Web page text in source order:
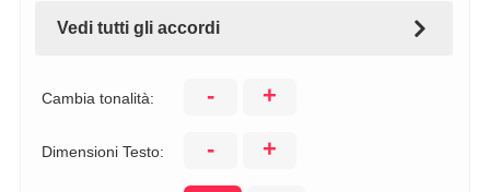
Vedi tutti gli accordi
Cambia tonalità: - +
Dimensioni Testo: - +